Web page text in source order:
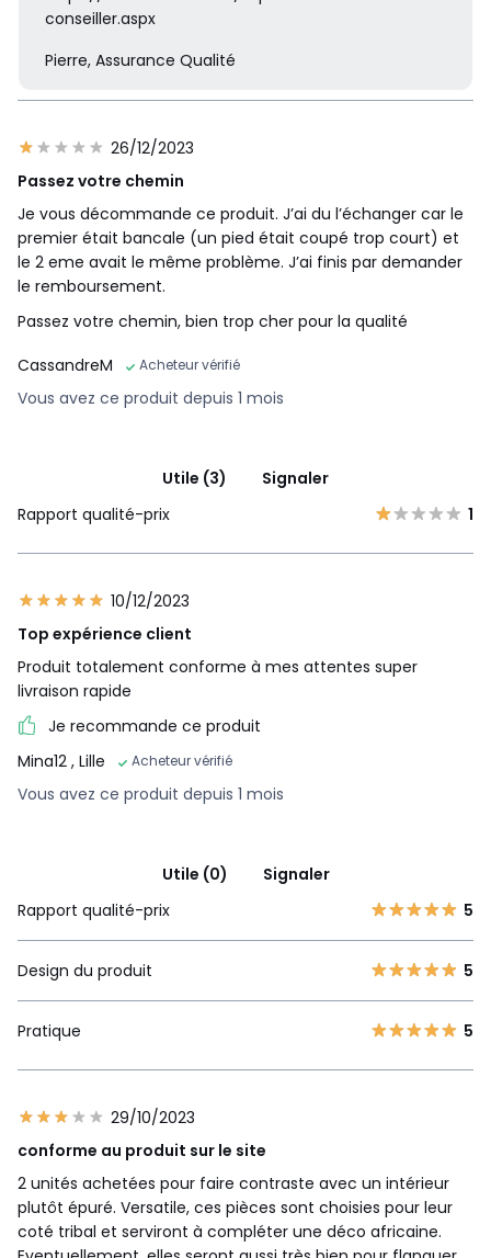
conseiller.aspx
Pierre, Assurance Qualité
26/12/2023
Passez votre chemin
Je vous décommande ce produit. J’ai du l’échanger car le
premier était bancale (un pied était coupé trop court) et
le 2 eme avait le même problème. J’ai finis par demander
le remboursement.
Passez votre chemin, bien trop cher pour la qualité
CassandreM
Acheteur vérifié
Vous avez ce produit depuis 1 mois
Utile (3)
Signaler
Rapport qualité-prix
1
10/12/2023
Top expérience client
Produit totalement conforme à mes attentes super
livraison rapide
Je recommande ce produit
Mina12 , Lille Acheteur vérifié
Vous avez ce produit depuis 1 mois
Utile (0)
Signaler
Rapport qualité-prix
5
Design du produit 5
Pratique 5
29/10/2023
conforme au produit sur le site
2 unités achetées pour faire contraste avec un intérieur
plutôt épuré. Versatile, ces pièces sont choisies pour leur
coté tribal et serviront à compléter une déco africaine.